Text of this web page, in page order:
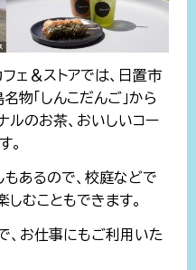
ェ＆ストアでは、日置市
物「しんこだんご」から
ルのお茶、おいしいコー
。
もあるので、校庭などで
しむこともできます。
、お仕事にもご利用いた